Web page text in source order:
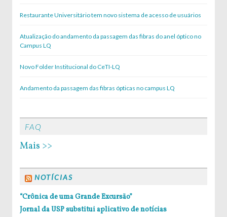
Restaurante Universitário tem novo sistema de acesso de usuários
Atualização do andamento da passagem das fibras do anel óptico no
Campus LQ
Novo Folder Institucional do CeTI-LQ
Andamento da passagem das fibras ópticas no campus LQ
FAQ
Mais >>
NOTÍCIAS
“Crônica de uma Grande Excursão”
Jornal da USP substitui aplicativo de notícias